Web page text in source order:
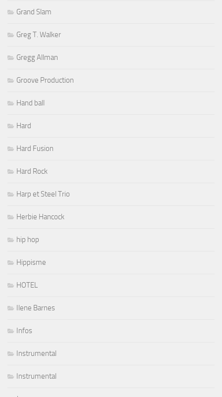
Grand Slam
Greg T. Walker
Gregg Allman
Groove Production
Hand ball
Hard
Hard Fusion
Hard Rock
Harp et Steel Trio
Herbie Hancock
hip hop
Hippisme
HOTEL
Ilene Barnes
Infos
Instrumental
Instrumental